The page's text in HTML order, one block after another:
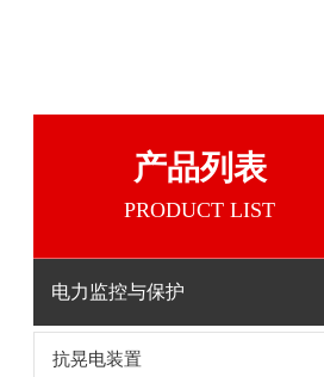
产品列表
PRODUCT LIST
电力监控与保护
抗晃电装置